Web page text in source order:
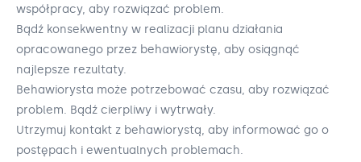
współpracy, aby rozwiązać problem.
Bądź konsekwentny w realizacji planu działania
opracowanego przez behawiorystę, aby osiągnąć
najlepsze rezultaty.
Behawiorysta może potrzebować czasu, aby rozwiązać
problem. Bądź cierpliwy i wytrwały.
Utrzymuj kontakt z behawiorystą, aby informować go o
postępach i ewentualnych problemach.